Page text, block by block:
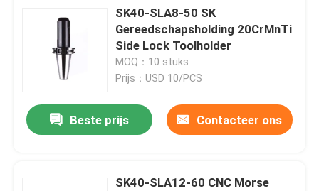
SK40-SLA8-50 SK
Gereedschapsholding 20CrMnTi
Side Lock Toolholder
MOQ：10 stuks
Prijs：USD 10/PCS
Beste prijs Contacteer ons
SK40-SLA12-60 CNC Morse